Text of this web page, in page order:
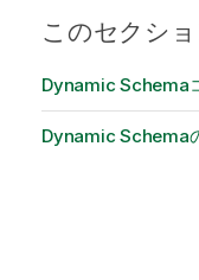
このセクシ
Dynamic Schema
Dynamic Schema